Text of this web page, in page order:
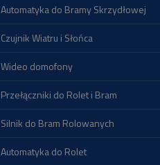
Automatyka do Bramy Skrzydłowej
Czujnik Wiatru i Słońca
Wideo domofony
Przełączniki do Rolet i Bram
Silnik do Bram Rolowanych
Automatyka do Rolet